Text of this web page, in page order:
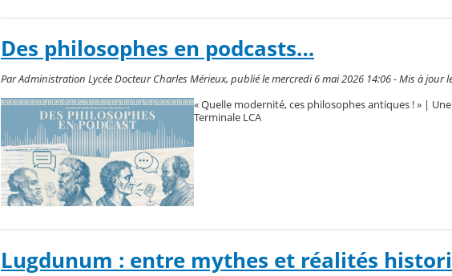
Des philosophes en podcasts…
Par Administration Lycée Docteur Charles Mérieux, publié le mercredi 6 mai 2026 14:06 - Mis à jour
« Quelle modernité, ces philosophes antiques ! » |
Terminale LCA
Lugdunum : entre mythes et réalités